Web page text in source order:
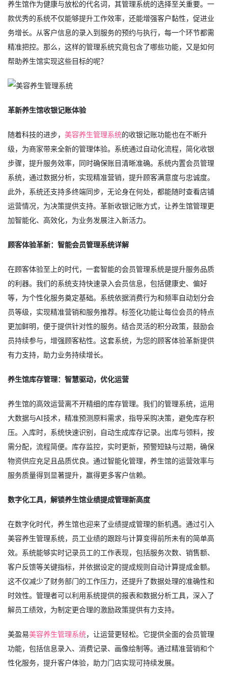
养生馆作为健康与放松的代名词，其管理系统的选择至关重要。一
款优秀的系统不仅能够提升工作效率，还能增强客户黏性，促进业
务增长。从客户信息的录入到服务的预约与执行，每一个环节都需
精准把控。那么，这样的管理系统究竟包含了哪些功能，又是如何
帮助养生馆实现这些目标的呢？
革新养生馆收银记账体验
随着科技的进步， 美容养生管理系统的收银记账功能也在不断升
级，为商家带来全新的管理体验。系统通过自动化流程，简化收银
步骤，提升服务效率，同时确保账目清晰准确。系统内置会员管理
系统，通过数据分析，实现精准营销，提升顾客满意度与忠诚度。
此外，系统还支持多终端同步，无论身在何处，都能随时查看店铺
运营情况，为决策提供支持。革新收银记账方式，让养生馆管理更
加智能化、高效化，为业务发展注入新活力。
顾客体验革新：智能会员管理系统详解
在顾客体验至上的时代，一套智能的会员管理系统是提升服务品质
的利器。我们的系统支持快速录入会员信息，包括健康史、偏好
等，为个性化服务奠定基础。系统依据消费行为和频率自动划分会
员等级，实现精准营销和服务推荐。标签化功能让每位会员的特点
更加鲜明，便于提供针对性的服务。结合灵活的积分政策，鼓励会
员持续参与，增强顾客粘性。这套系统，为您的顾客体验革新提供
有力支持，助力业务持续增长。
养生馆库存管理：智慧驱动，优化运营
养生馆的高效运营离不开精细的库存管理。我们的管理系统，运用
大数据与AI技术，精准预测原料需求，指导采购决策，避免库存积
压。入库时，系统快速识别，自动生成库存记录。出库与领料，按
需分配，流程简便。库存监控，实时更新，预警短缺与过期，确保
物资供应充足且品质优良。通过智能化管理，养生馆的运营效率与
服务质量得到显著提升，赢得更多客户信赖。
数字化工具，解锁养生馆业绩提成管理新高度
在数字化时代，养生馆也迎来了业绩提成管理的新机遇。通过引入
美容养生管理系统，员工业绩的跟踪与计算变得前所未有的简单高
效。系统能够实时记录员工的工作表现，包括服务次数、销售额、
客户反馈等关键指标，并依据设定的提成规则自动计算提成金额。
这不仅减少了财务部门的工作压力，还提升了数据处理的准确性和
时效性。管理者可以利用系统提供的报表和数据分析工具，深入了
解员工绩效，为制定更合理的激励政策提供有力支持。
美盈易美容养生管理系统，让运营更轻松。它提供全面的会员管理
功能，包括信息录入、消费记录、画像绘制等。通过精准营销和个
性化服务，提升客户体验，助力门店实现可持续发展。